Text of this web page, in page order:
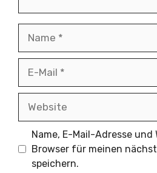
Mail
Name, E-Mail-Adresse und
Browser für meinen
speichern.